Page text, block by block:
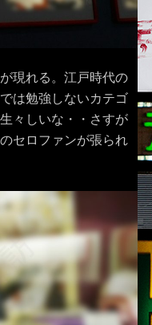
現れる。江戸時代の
は勉強しないカテゴ
々しいな・・さすが
セロファンが張られ